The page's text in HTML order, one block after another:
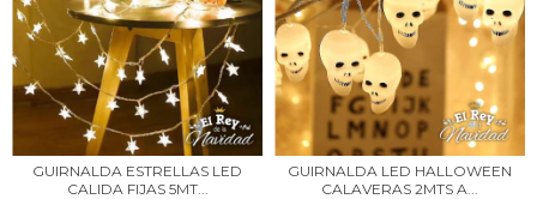
GUIRNALDA ESTRELLAS LED
CALIDA FIJAS 5MT...
GUIRNALDA LED HALLOWEEN
CALAVERAS 2MTS A...